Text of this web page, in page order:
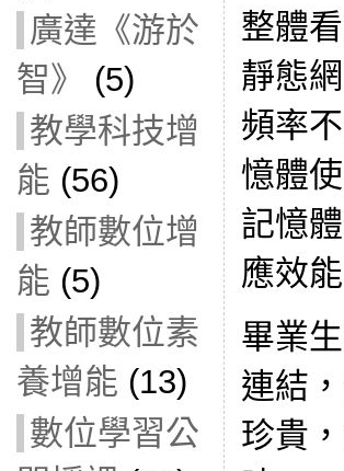
廣達《游於
智》
(5)
教學科技增
能 (56)
教師數位增
能 (5)
教師數位素
養增能 (13)
數位學習公
整體
靜態
頻率
憶體
記憶
應效能
畢業
連結
珍貴